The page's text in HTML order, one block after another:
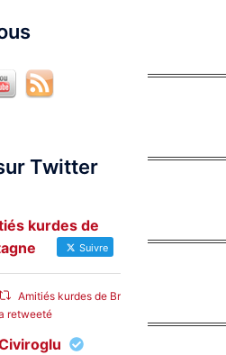
Twitter
kurdes de
Suivre
Amitiés kurdes de Bretagne
retweeté